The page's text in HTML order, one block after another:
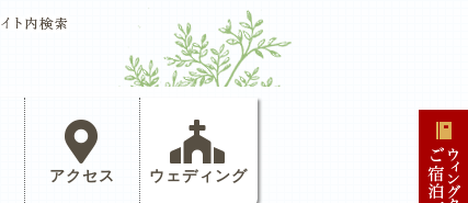
アクセス ウェディング